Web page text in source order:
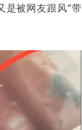
是被网友跟风“带